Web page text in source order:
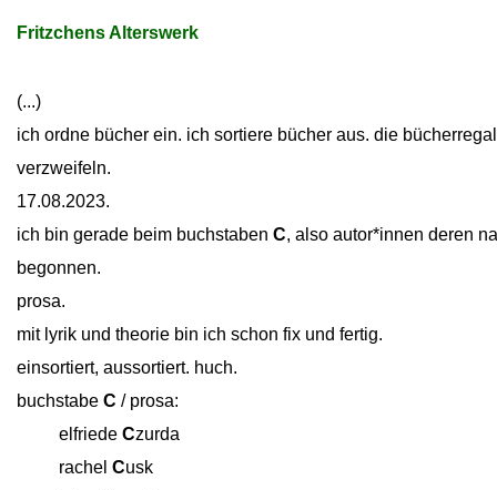
Fritzchens Alterswerk
(...)
ich ordne bücher ein. ich sortiere bücher aus. die
verzweifeln.
17.08.2023.
ich bin gerade beim buchstaben C, also autor*innen deren
begonnen.
prosa.
mit lyrik und theorie bin ich schon fix und fertig.
einsortiert, aussortiert. huch.
buchstabe C / prosa:
elfriede Czurda
rachel Cusk